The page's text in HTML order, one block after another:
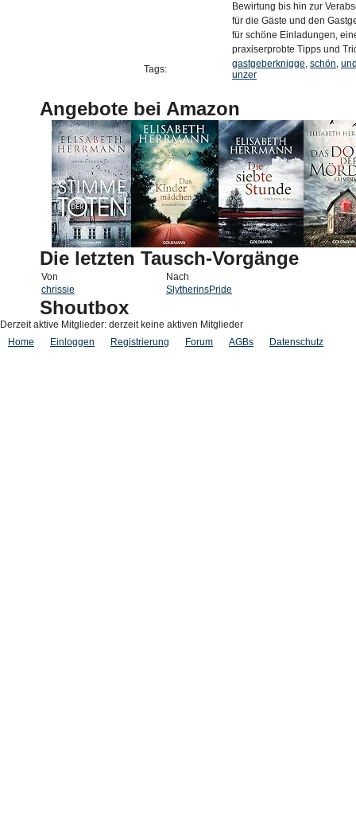
Bewirtung bis hin zur
für die Gäste und den
für schöne Einladungen,
praxiserprobte Tipps und
Tags:
gastgeberknigge, schön,
unzer
Angebote bei Amazon
Die letzten Tausch-Vorgänge
Von
Nach
chrissie
SlytherinsPride
Shoutbox
Derzeit aktive Mitglieder: derzeit keine aktiven Mitglieder
Home
Einloggen Registrierung Forum AGBs Datenschutz